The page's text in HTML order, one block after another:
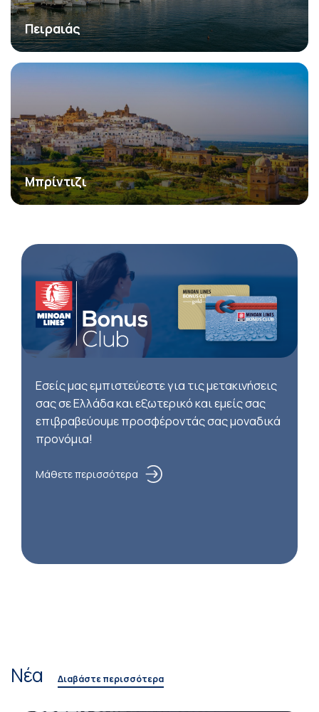
Πειραιάς
Μπρίντιζι
Εσείς μας εμπιστεύεστε για τις μετακινήσεις
σας σε Ελλάδα και εξωτερικό και εμείς σας
επιβραβεύουμε προσφέροντάς σας μοναδικά
προνόμια!
Μάθετε περισσότερα
Νέα Διαβάστε περισσότερα